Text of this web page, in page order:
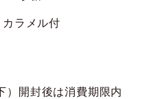
ラメル付
）開封後は消費期限内